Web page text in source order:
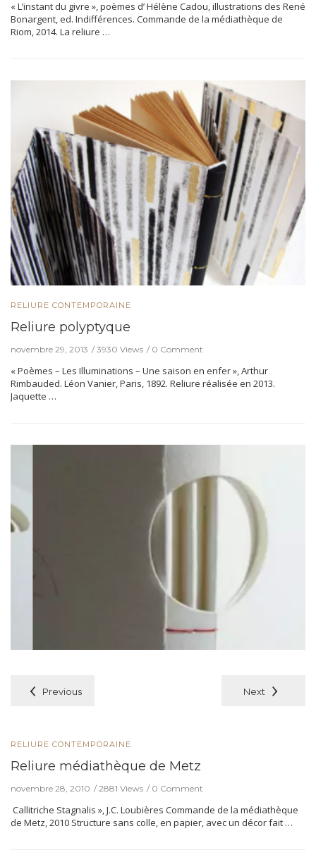
« L’instant du givre », poèmes d’ Hélène Cadou, illustrations des René
Bonargent, ed. Indifférences. Commande de la médiathèque de
Riom, 2014. La reliure …
RELIURE CONTEMPORAINE
Reliure polyptyque
novembre 29, 2013 3930 Views 0 Comment
« Poèmes – Les Illuminations – Une saison en enfer », Arthur
Rimbauded. Léon Vanier, Paris, 1892. Reliure réalisée en 2013.
Jaquette …
Previous Next
RELIURE CONTEMPORAINE
Reliure médiathèque de Metz
novembre 28, 2010 2881 Views 0 Comment
Callitriche Stagnalis », J.C. Loubières Commande de la médiathèque
de Metz, 2010 Structure sans colle, en papier, avec un décor fait …